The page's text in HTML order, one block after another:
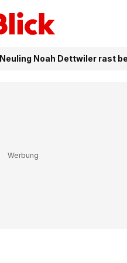
Noah Dettwiler rast